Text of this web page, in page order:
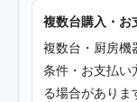
複数台購入・お
複数台・厨房機
条件・お支払い
る場合がありま